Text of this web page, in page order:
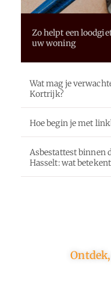
Zo helpt een
uw woning
Wat mag je
Kortrijk?
Hoe begin je met
Asbestattest binnen
Hasselt: wat